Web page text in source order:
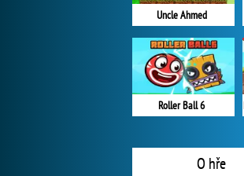
Uncle Ahmed
Roller Ball 6
O hře